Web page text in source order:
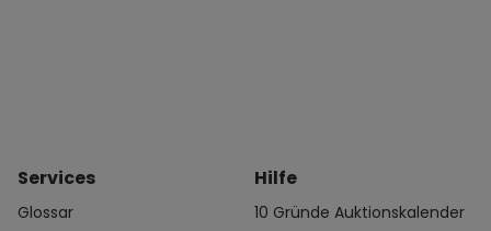
Services
Glossar
Hilfe
10 Gründe Auktionskalender